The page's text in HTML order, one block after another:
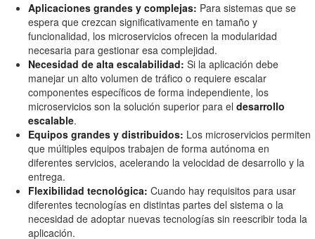
Aplicaciones grandes y complejas: Para sistemas que se
espera que crezcan significativamente en tamaño y
funcionalidad, los microservicios ofrecen la modularidad
necesaria para gestionar esa complejidad.
Necesidad de alta escalabilidad: Si la aplicación debe
manejar un alto volumen de tráfico o requiere escalar
componentes específicos de forma independiente, los
microservicios son la solución superior para el desarrollo
escalable.
Equipos grandes y distribuidos: Los microservicios permiten
que múltiples equipos trabajen de forma autónoma en
diferentes servicios, acelerando la velocidad de desarrollo y la
entrega.
Flexibilidad tecnológica: Cuando hay requisitos para usar
diferentes tecnologías en distintas partes del sistema o la
necesidad de adoptar nuevas tecnologías sin reescribir toda la
aplicación.